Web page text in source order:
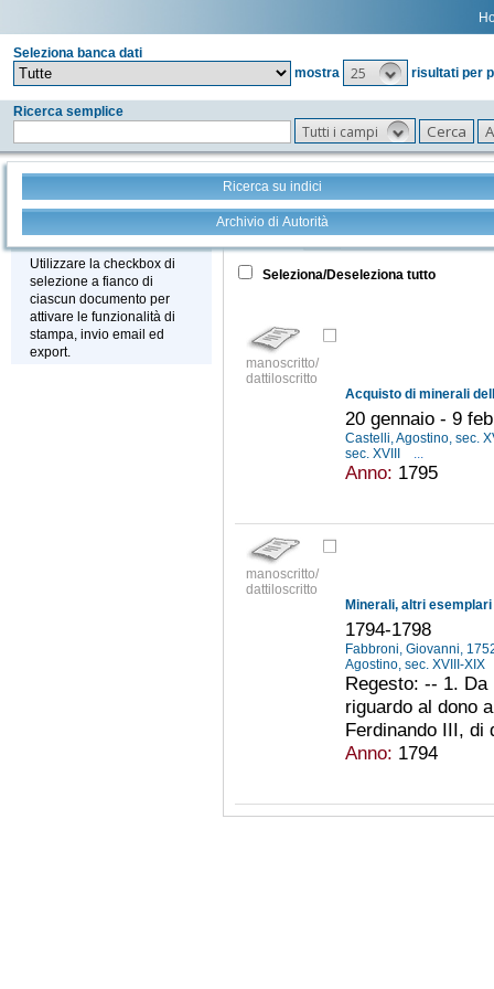
Seleziona banca dati
mostra
25 risultati per
Ricerca semplice
Tutti i campi
Ricerca su indici
Archivio di Autorità
Stampa - Email - Export
Utilizzare la checkbox di
selezione a fianco di
ciascun documento per
attivare le funzionalità di
stampa, invio email ed
export.
Tutto +
Seleziona/Deseleziona tutto
manoscritto/
dattiloscritto
20 gennaio - 9
Castelli, Agostino, sec.
sec. XVIII
...
Anno: 1795
manoscritto/
dattiloscritto
Minerali, altri
1794-1798
Fabbroni, Giovanni,
Agostino, sec. XVIII-XIX
Regesto: -- 1.
riguardo al dono
Ferdinando III, di
Anno: 1794